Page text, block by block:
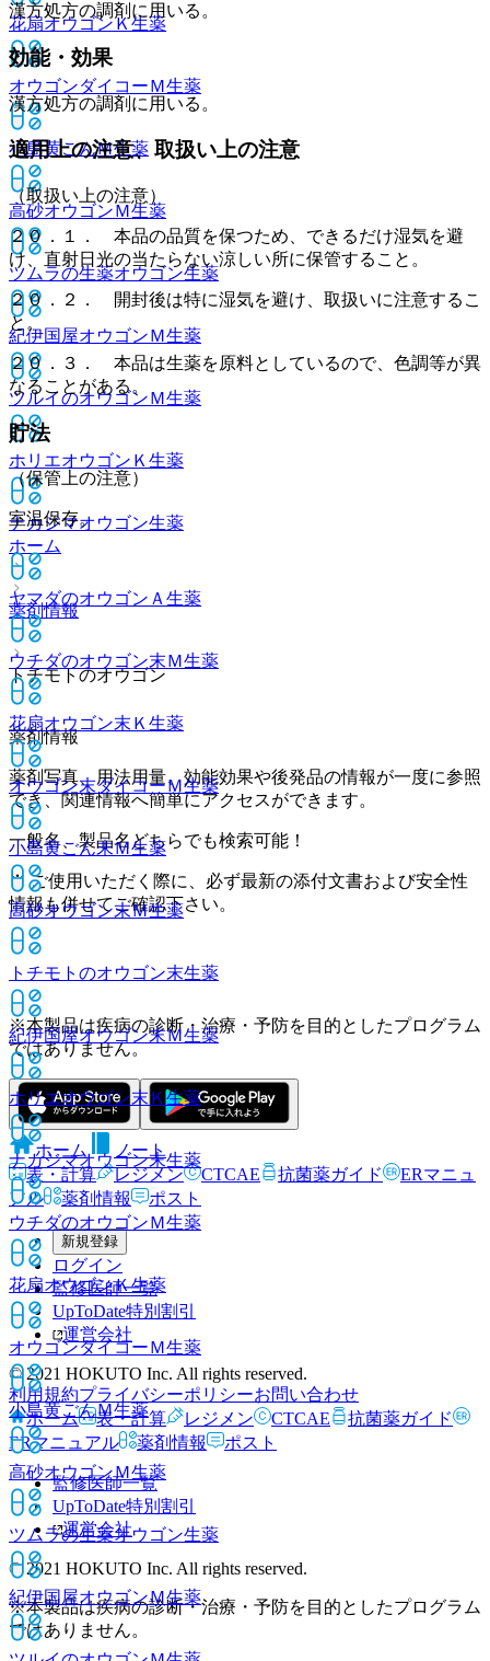
花扇オウゴンＫ生薬
オウゴンダイコーＭ生薬
小島黄ごんＭ生薬
高砂オウゴンＭ生薬
ツムラの生薬オウゴン生薬
紀伊国屋オウゴンＭ生薬
ツルイのオウゴンＭ生薬
ホリエオウゴンＫ 生薬
ナカジマオウゴン生薬
ホーム
薬剤情報
トチモトのオウゴン
漢方処方の調剤に用いる。
効能・効果
漢方処方の調剤に用いる。
適用上の注意、取扱い上の注意
（取扱い上の注意）
２０．１． 本品の品質を保つため、できるだけ湿気を避
け、直射日光の当たらない涼しい所に保管すること。
２０．２． 開封後は特に湿気を避け、取扱いに注意するこ
と。
２０．３． 本品は生薬を原料としているので、色調等が異
なることがある。
貯法
（保管上の注意）
室温保存。
ヤマダのオウゴンＡ 生薬
ウチダのオウゴン末Ｍ生薬
花扇オウゴン末Ｋ 生薬
オウゴン末ダイコーＭ生薬
小島黄ごん末Ｍ生薬
高砂オウゴン末Ｍ生薬
トチモトのオウゴン末生薬
紀伊国屋オウゴン末Ｍ生薬
ホリエオウゴン末Ｋ 生薬
ナカジマオウゴン末生薬
ウチダのオウゴンＭ生薬
花扇オウゴンＫ生薬
オウゴンダイコーＭ生薬
小島黄ごんＭ生薬
高砂オウゴンＭ生薬
ツムラの生薬オウゴン生薬
紀伊国屋オウゴンＭ生薬
薬剤情報
薬剤写真、用法用量、効能効果や後発品の情報が一度に参照
でき、関連情報へ簡単にアクセスができます。
一般名、製品名どちらでも検索可能！
※ ご使用いただく際に、必ず最新の添付文書および安全性
情報も併せてご確認下さい。
※本製品は疾病の診断・治療・予防を目的としたプログラム
ではありません。
ホーム
ノート
表・計算
レジメン CTCAE 抗菌薬ガイド
ERマニュ
アル
薬剤情報 ポスト
新規登録
ログイン
監修医師一覧
UpToDate特別割引
運営会社
© 2021 HOKUTO Inc. All rights reserved.
利用規約プライバシーポリシーお問い合わせ
ホーム
表・計算 レジメン CTCAE
抗菌薬ガイド
ERマニュアル
薬剤情報 ポスト
監修医師一覧
UpToDate特別割引
運営会社
© 2021 HOKUTO Inc. All rights reserved.
※本製品は疾病の診断・治療・予防を目的としたプログラム
ではありません。